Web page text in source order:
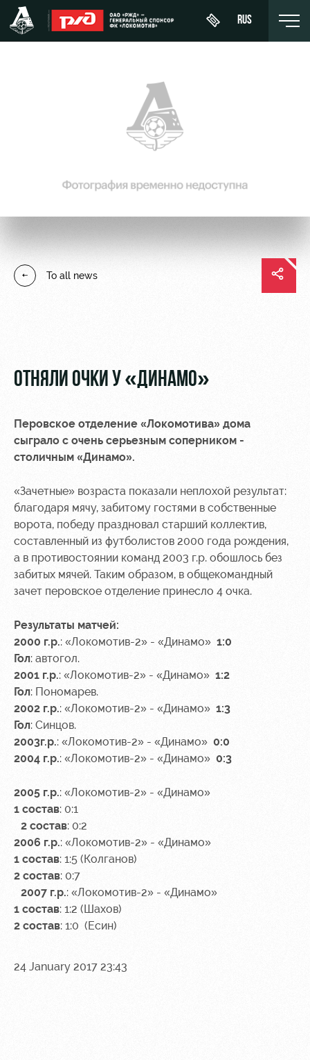
RUS
table
Coaching Stadium
About
Sponsors
Contacts
Youth
19)
RZD Arena
Events
Fields
rent
rentals
Ice palace
Sport
activities
Локо
Старт
Our fans
«Локомотив»
Wallpapers
Loyalty
program
Parking
Информация
болельщиков
To all news
ОТНЯЛИ ОЧКИ У «ДИНАМО»
Перовское отделение «Локомотива» дома
сыграло с очень серьезным соперником -
столичным «Динамо».
«Зачетные» возраста показали неплохой результат:
благодаря мячу, забитому гостями в собственные
ворота, победу праздновал старший коллектив,
составленный из футболистов 2000 года рождения,
а в противостоянии команд 2003 г.р. обошлось без
забитых мячей. Таким образом, в общекомандный
зачет перовское отделение принесло 4 очка.
Результаты матчей:
2000 г.р.: «Локомотив-2» - «Динамо» 1:0
Гол: автогол.
2001 г.р.: «Локомотив-2» - «Динамо» 1:2
Гол: Пономарев.
2002 г.р.: «Локомотив-2» - «Динамо» 1:3
Гол: Синцов.
2003г.р.: «Локомотив-2» - «Динамо» 0:0
2004 г.р.: «Локомотив-2» - «Динамо» 0:3
2005 г.р.: «Локомотив-2» - «Динамо»
1 состав: 0:1
2 состав: 0:2
2006 г.р.: «Локомотив-2» - «Динамо»
1 состав: 1:5 (Колганов)
2 состав: 0:7
2007 г.р.: «Локомотив-2» - «Динамо»
1 состав: 1:2 (Шахов)
2 состав: 1:0 (Есин)
24 January 2017 23:43